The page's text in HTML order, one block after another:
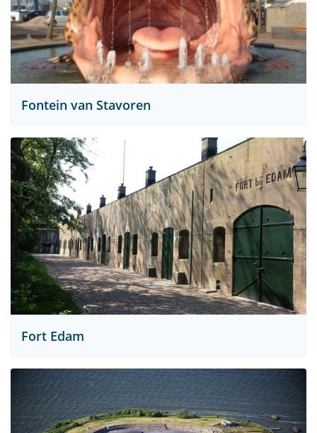
Fontein van Stavoren
Fort Edam